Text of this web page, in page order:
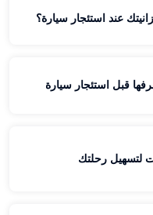
عند استئجار سيارة؟
لتسهيل رحلتك